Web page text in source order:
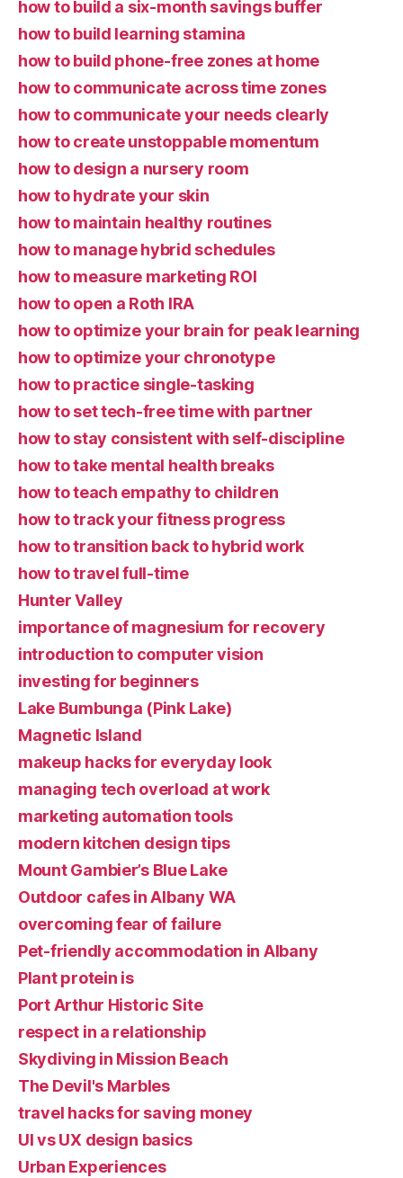
how to build a six-month savings buffer
how to build learning stamina
how to build phone-free zones at home
how to communicate across time zones
how to communicate your needs clearly
how to create unstoppable momentum
how to design a nursery room
how to hydrate your skin
how to maintain healthy routines
how to manage hybrid schedules
how to measure marketing ROI
how to open a Roth IRA
how to optimize your brain for peak learning
how to optimize your chronotype
how to practice single-tasking
how to set tech-free time with partner
how to stay consistent with self-discipline
how to take mental health breaks
how to teach empathy to children
how to track your fitness progress
how to transition back to hybrid work
how to travel full-time
Hunter Valley
importance of magnesium for recovery
introduction to computer vision
investing for beginners
Lake Bumbunga (Pink Lake)
Magnetic Island
makeup hacks for everyday look
managing tech overload at work
marketing automation tools
modern kitchen design tips
Mount Gambier’s Blue Lake
Outdoor cafes in Albany WA
overcoming fear of failure
Pet-friendly accommodation in Albany
Plant protein is
Port Arthur Historic Site
respect in a relationship
Skydiving in Mission Beach
The Devil's Marbles
travel hacks for saving money
UI vs UX design basics
Urban Experiences